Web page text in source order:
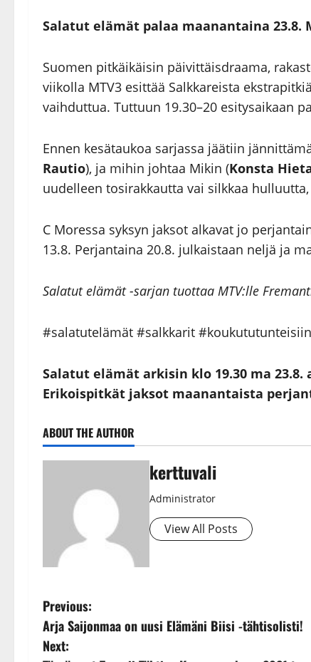
Salatut elämät palaa maanantaina
Suomen pitkäikäisin päivittäisdraama,
viikolla MTV3 esittää Salkkareista
vaihduttua. Tuttuun 19.30–20 esitysaikaan
Ennen kesätaukoa sarjassa jäätiin
Rautio), ja mihin johtaa Mikin (Konsta
uudelleen tosirakkautta vai silkkaa
C Moressa syksyn jaksot alkavat jo
13.8. Perjantaina 20.8. julkaistaan neljä ja
Salatut elämät -sarjan tuottaa MTV:lle
#salatutelämät #salkkarit #koukututunteisiin
Salatut elämät arkisin klo 19.30 ma
Erikoispitkät jaksot maanantaista
ABOUT THE AUTHOR
kerttuvali
Administrator
View All Posts
P
o
Previous:
Arja Saijonmaa on uusi Elämäni Biisi -tähtisolisti!
Next: